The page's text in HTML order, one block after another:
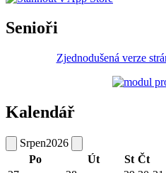
Senioři
Zjednodušená verze
Kalendář
Srpen2026
Po
Út St Čt